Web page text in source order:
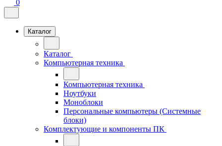
0
Каталог
Каталог
Компьютерная техника
Компьютерная техника
Ноутбуки
Моноблоки
Персональные компьютеры (Системные
блоки)
Комплектующие и компоненты ПК